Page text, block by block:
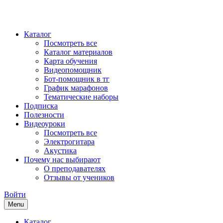
Каталог
Посмотреть все
Каталог материалов
Карта обучения
Видеопомощник
Бот-помощник в тг
График марафонов
Тематические наборы
Подписка
Полезности
Видеоуроки
Посмотреть все
Электрогитара
Акустика
Почему нас выбирают
О преподавателях
Отзывы от учеников
Войти
Menu